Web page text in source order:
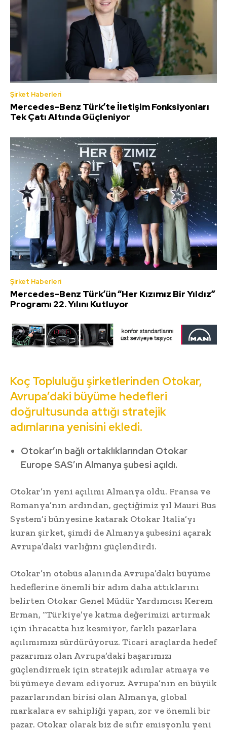
Şirket Haberleri
Mercedes-Benz Türk’te İletişim Fonksiyonları
Tek Çatı Altında Güçleniyor
Şirket Haberleri
Mercedes-Benz Türk’ün “Her Kızımız Bir Yıldız”
Programı 22. Yılını Kutluyor
Koç Topluluğu şirketlerinden Otokar,
Avrupa’daki büyüme hedefleri
doğrultusunda attığı stratejik
adımlarına yenisini ekledi.
Otokar’ın bağlı ortaklıklarından Otokar
Europe SAS’ın Almanya şubesi açıldı.
Otokar’ın yeni açılımı Almanya oldu. Fransa ve
Romanya’nın ardından, geçtiğimiz yıl Mauri Bus
System’i bünyesine katarak Otokar Italia’yı
kuran şirket, şimdi de Almanya şubesini açarak
Avrupa’daki varlığını güçlendirdi.
Otokar’ın otobüs alanında Avrupa’daki büyüme
hedeflerine önemli bir adım daha attıklarını
belirten Otokar Genel Müdür Yardımcısı Kerem
Erman, “Türkiye’ye katma değerimizi artırmak
için ihracatta hız kesmiyor, farklı pazarlara
açılımımızı sürdürüyoruz. Ticari araçlarda hedef
pazarımız olan Avrupa’daki başarımızı
güçlendirmek için stratejik adımlar atmaya ve
büyümeye devam ediyoruz. Avrupa’nın en büyük
pazarlarından birisi olan Almanya, global
markalara ev sahipliği yapan, zor ve önemli bir
pazar. Otokar olarak biz de sıfır emisyonlu yeni